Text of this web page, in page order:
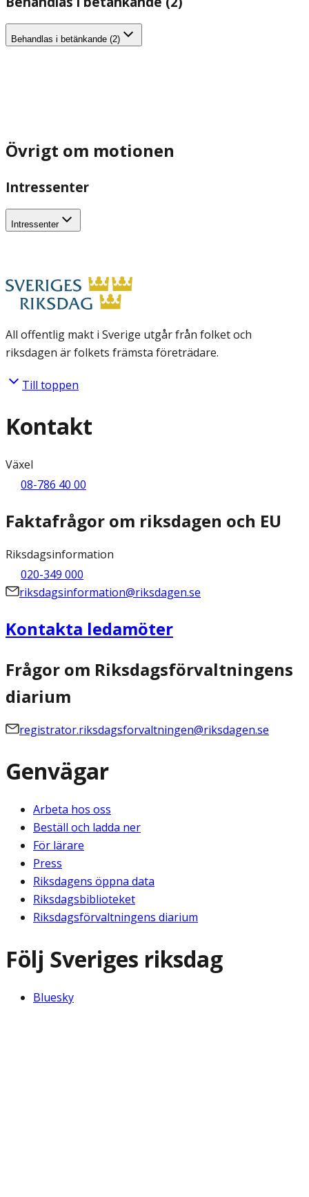
Behandlas i betänkande (2)
Övrigt om motionen
Intressenter
Intressenter
All offentlig makt i Sverige utgår från folket och
riksdagen är folkets främsta företrädare.
Till toppen
Kontakt
Växel
08-786 40 00
Faktafrågor om riksdagen och EU
Riksdagsinformation
020-349 000
riksdagsinformation@riksdagen.se
Kontakta ledamöter
Frågor om Riksdagsförvaltningens
diarium
registrator.riksdagsforvaltningen@riksdagen.se
Genvägar
Arbeta hos oss
Beställ och ladda ner
För lärare
Press
Riksdagens öppna data
Riksdagsbiblioteket
Riksdagsförvaltningens diarium
Följ Sveriges riksdag
Bluesky